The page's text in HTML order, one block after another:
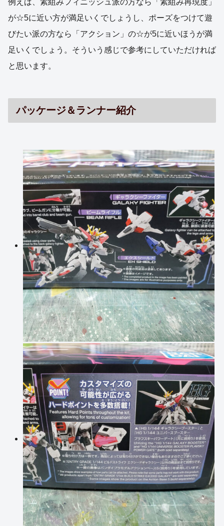
例えば、素組みフィニッシュ派の方なら「素組み再現度」
が☆5に近い方が満足いくでしょうし、ポーズをつけて遊
びたい派の方なら「アクション」の☆が5に近いほうが満
足いくでしょう。そういう感じで参考にしていただければ
と思います。
パッケージ＆ランナー紹介